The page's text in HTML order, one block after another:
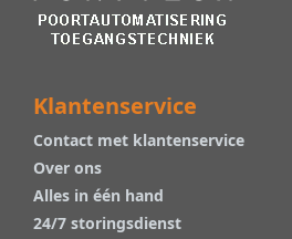
Klantenservice
Contact met klantenservice
Over ons
Alles in één hand
24/7 storingsdienst